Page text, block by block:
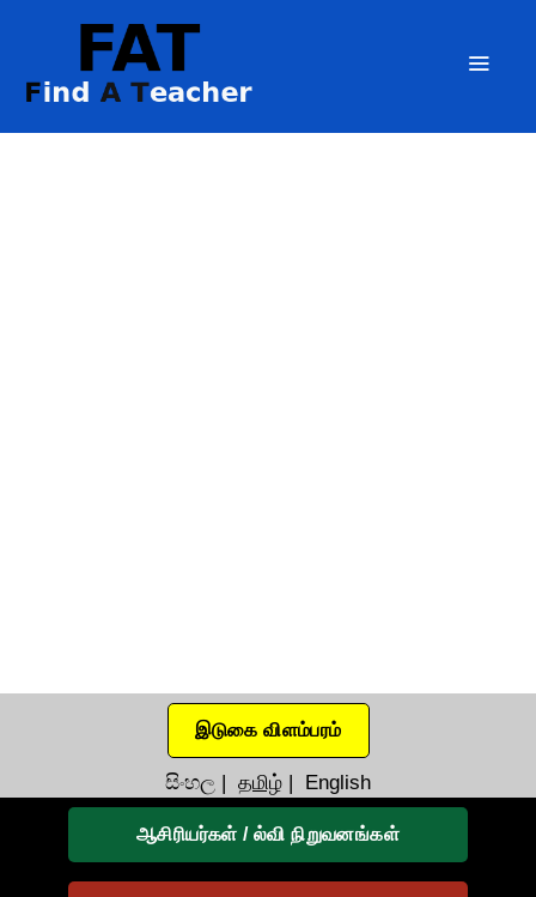
இடுகை விளம்பரம்
සිංහල | தமிழ் | English
ஆசிரியர்கள் / ல்வி நிறுவனங்கள்